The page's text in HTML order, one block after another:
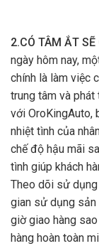
2.CÓ TÂM ẮT
ngày hôm nay,
chính là làm việc
trung tâm và
với OroKingAuto,
nhiệt tình của
chế độ hậu mãi
tình giúp khách
Theo dõi sử
gian sử dụng sản
giờ giao hàng
hàng hoàn toàn